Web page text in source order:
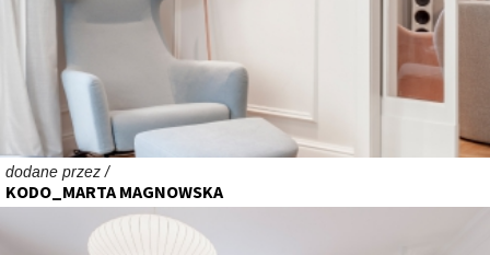
dodane przez /
KODO_MARTA MAGNOWSKA